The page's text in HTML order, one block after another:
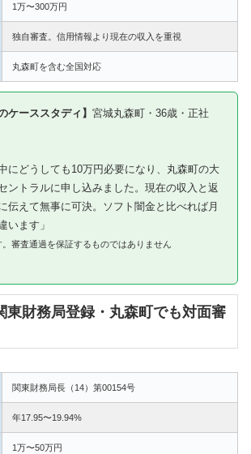
1万〜300万円
独自審査。信用情報より現在の収入を重視
丸森町を含む全国対応
ケーススタディ】 宮城丸森町・36歳・正社
にどうしても10万円必要になり、丸森町の大
ントラルに申し込みました。現在の収入と返
伝えて無事に可決。ソフト闇金と比べれば月
います」
審査通過を保証するものではありません
財務局登録・丸森町でも対面審
関東財務局長（14）第00154号
年17.95〜19.94%
1万〜50万円